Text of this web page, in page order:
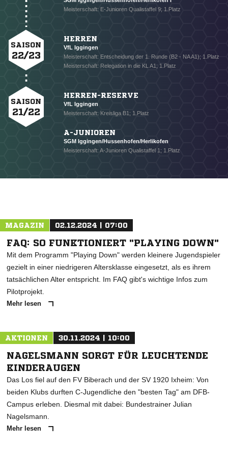
NACHRICHT SENDEN
Meisterschaft: E-Junioren Qualistaffel 9; 1.Platz
SAISON
22/23
HERREN
VfL Iggingen
Meisterschaft: Entscheidung der 1. Runde (B2 - NA A1); 1.Platz
Meisterschaft: Relegation in die KL A1; 1.Platz
SAISON
21/22
HERREN-RESERVE
VfL Iggingen
Meisterschaft: Kreisliga B1; 1.Platz
A-JUNIOREN
SGM Iggingen/Hussenhofen/Herlikofen
Meisterschaft: A-Junioren Qualistaffel 1; 1.Platz
MAGAZIN 02.12.2024 | 07:00
FAQ: SO FUNKTIONIERT "PLAYING DOWN"
Mit dem Programm "Playing Down" werden kleinere Jugendspieler
gezielt in einer niedrigeren Altersklasse eingesetzt, als es ihrem
tatsächlichen Alter entspricht. Im FAQ gibt's wichtige Infos zum
Pilotprojekt.
Mehr lesen
AKTIONEN 30.11.2024 | 10:00
NAGELSMANN SORGT FÜR LEUCHTENDE
KINDERAUGEN
Das Los fiel auf den FV Biberach und der SV 1920 Ixheim: Von
beiden Klubs durften C-Jugendliche den "besten Tag" am DFB-
Campus erleben. Diesmal mit dabei: Bundestrainer Julian
Nagelsmann.
Mehr lesen